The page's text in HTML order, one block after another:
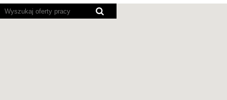
Poniższa
mapa